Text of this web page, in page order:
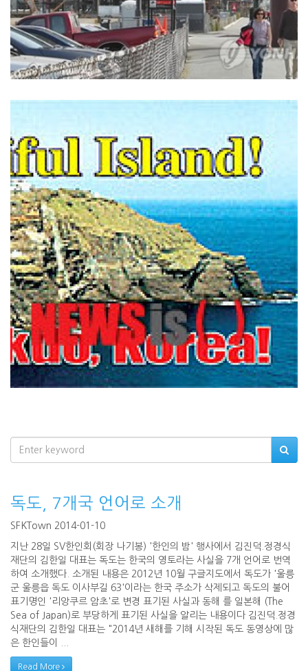
독도, 7개국 언어로 소개
SFKTown 2014-01-10
지난 28일 SV한인회(회장 나기봉) '한인의 밤' 행사에서 김진덕.정경식
재단의 김한일 대표는 독도는 한국의 영토라는 사실을 7개 언어로 번역
하여 소개했다. 소개된 내용은 2012년 10월 구글지도에서 독도가 '울릉
군 울릉읍 독도 이사부길 63'이라는 한국 주소가 삭제되고 독도의 불어
표기명인 '리앙쿠르 암초'로 변경 표기된 사실과 동해 를 일본해 (The
Sea of Japan)로 부당하게 표기된 사실을 알리는 내용이다 김진덕.정경
식재단의 김한일 대표는 "2014년 새해를 기해 시작된 독도 동영상에 많
은 한인들이 ...
Read More